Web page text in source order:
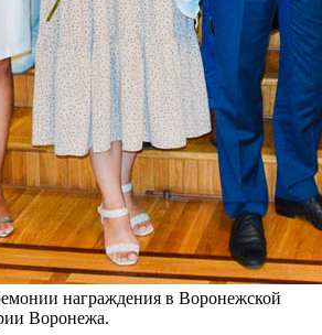
награждения в Воронежской
Воронежа.